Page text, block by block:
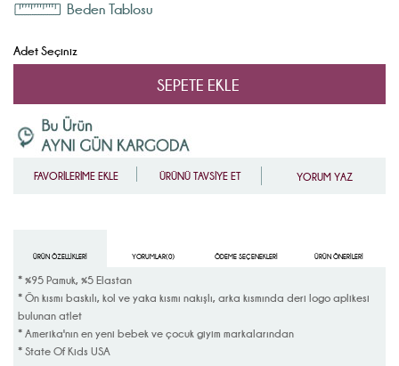
Beden Tablosu
Adet Seçiniz
ÜRÜNÜ TAVSİYE ET
FAVORİLERİME EKLE YORUM YAZ
ÜRÜN ÖZELLIKLERI YORUMLAR(0) ÖDEME SEÇENEKLERI ÜRÜN ÖNERILERI
* %95 Pamuk, %5 Elastan
* Ön kısmı baskılı, kol ve yaka kısmı nakışlı, arka kısmında deri logo aplikesi
bulunan atlet
* Amerika'nın en yeni bebek ve çocuk giyim markalarından
* State Of Kids USA